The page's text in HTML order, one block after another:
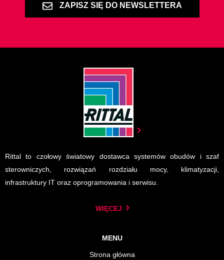
ZAPISZ SIĘ DO NEWSLETTERA
Rittal to czołowy światowy dostawca systemów obudów i szaf
sterowniczych, rozwiązań rozdziału mocy, klimatyzacji,
infrastruktury IT oraz oprogramowania i serwisu.
WIĘCEJ
MENU
Strona główna